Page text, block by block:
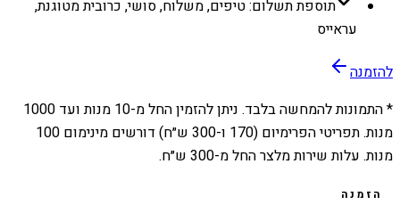
תוספת תשלום: טיפים, משלוח, סושי, כרובית מטוגנת,
עראייס
להזמנה
* התמונות להמחשה בלבד. ניתן להזמין החל מ-10 מנות ועד 1000
מנות. תפריטי הפרימיום (170 ו-300 ש״ח) דורשים מינימום 100
מנות. עלות שירות מלצר החל מ-300 ש״ח.
הזמנה